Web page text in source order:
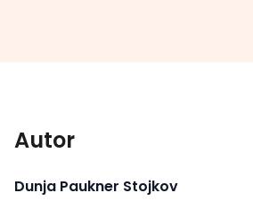
Autor
Dunja Paukner Stojkov